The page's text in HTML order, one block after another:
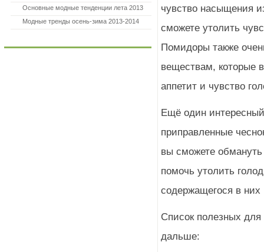
Основные модные тенденции лета 2013
Модные тренды осень-зима 2013-2014
чувство насыщения
сможете утолить
Помидоры также
веществам, которые
аппетит и чувство
Ещё один
приправленные
вы сможете
помочь утолить
содержащегося в них
Список полезных
дальше: